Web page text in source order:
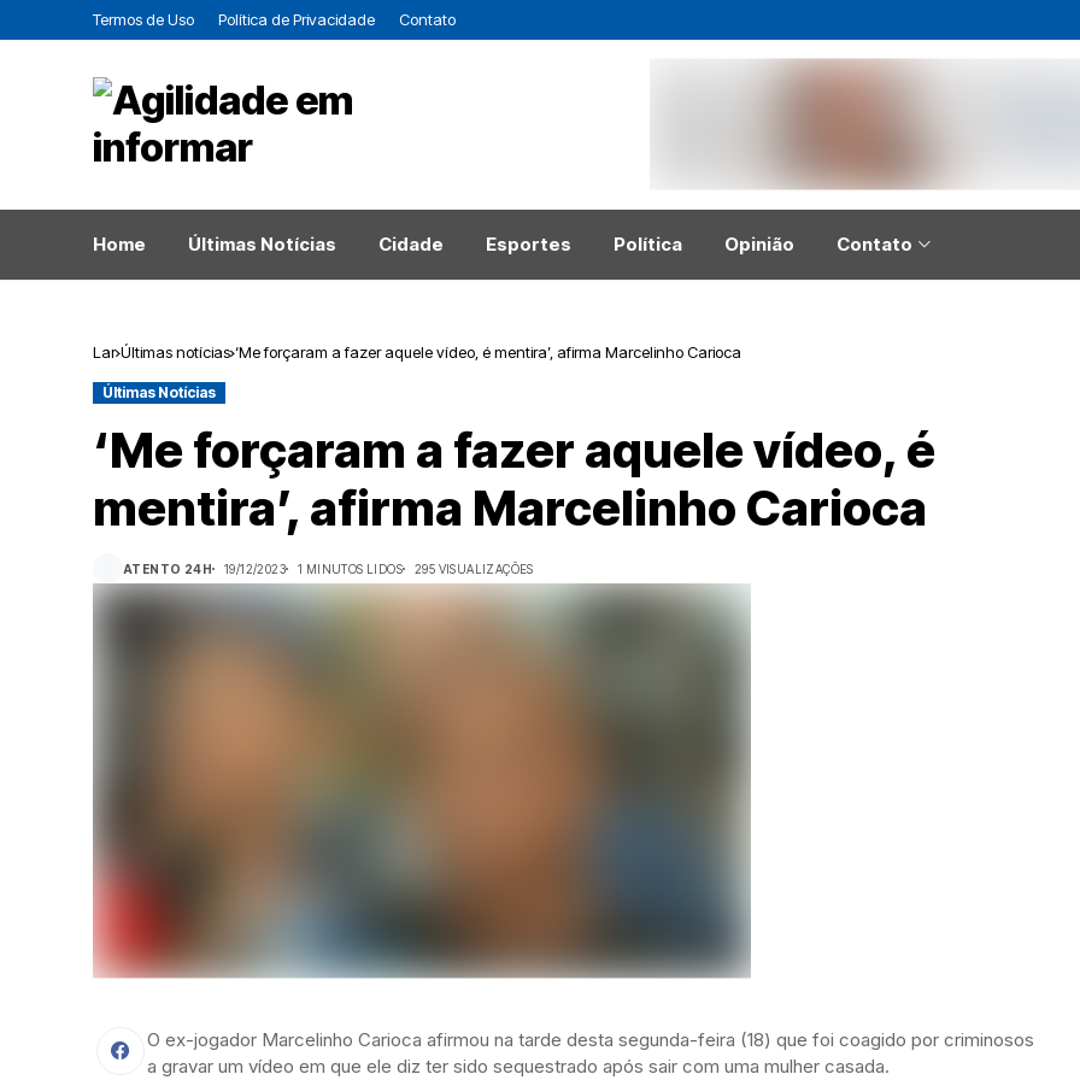
Termos de Uso Política de Privacidade Contato
Home Últimas Notícias Cidade Esportes Política Opinião Contato
Lar Últimas notícias ‘Me forçaram a fazer aquele vídeo, é mentira’, afirma Marcelinho Carioca
Últimas Notícias
‘Me forçaram a fazer aquele vídeo, é
mentira’, afirma Marcelinho Carioca
ATENTO 24H 19/12/2023 1 MINUTOS LIDOS 295 VISUALIZAÇÕES
O ex-jogador Marcelinho Carioca afirmou na tarde desta segunda-feira (18) que foi coagido por criminosos
a gravar um vídeo em que ele diz ter sido sequestrado após sair com uma mulher casada.